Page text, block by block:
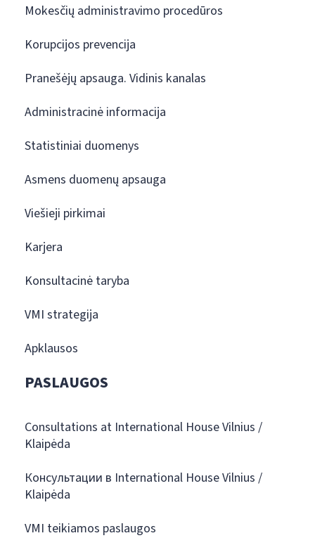
Mokesčių administravimo procedūros
Korupcijos prevencija
Pranešėjų apsauga. Vidinis kanalas
Administracinė informacija
Statistiniai duomenys
Asmens duomenų apsauga
Viešieji pirkimai
Karjera
Konsultacinė taryba
VMI strategija
Apklausos
PASLAUGOS
Consultations at International House Vilnius /
Klaipėda
Консультации в International House Vilnius /
Klaipėda
VMI teikiamos paslaugos